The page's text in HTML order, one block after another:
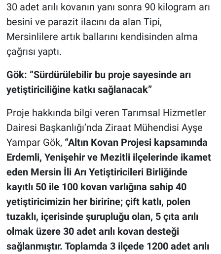
30 adet arılı kovanın yanı sonra 90 kilogram arı
besini ve parazit ilacını da alan Tipi,
Mersinlilere artık ballarını kendisinden alma
çağrısı yaptı.
Gök: “Sürdürülebilir bu proje sayesinde arı
yetiştiriciliğine katkı sağlanacak”
Proje hakkında bilgi veren Tarımsal Hizmetler
Dairesi Başkanlığı’nda Ziraat Mühendisi Ayşe
Yampar Gök, “Altın Kovan Projesi kapsamında
Erdemli, Yenişehir ve Mezitli ilçelerinde ikamet
eden Mersin İli Arı Yetiştiricileri Birliğinde
kayıtlı 50 ile 100 kovan varlığına sahip 40
yetiştiricimizin her biririne; çift katlı, polen
tuzaklı, içerisinde şurupluğu olan, 5 çıta arılı
olmak üzere 30 adet arılı kovan desteği
sağlanmıştır. Toplamda 3 ilçede 1200 adet arılı